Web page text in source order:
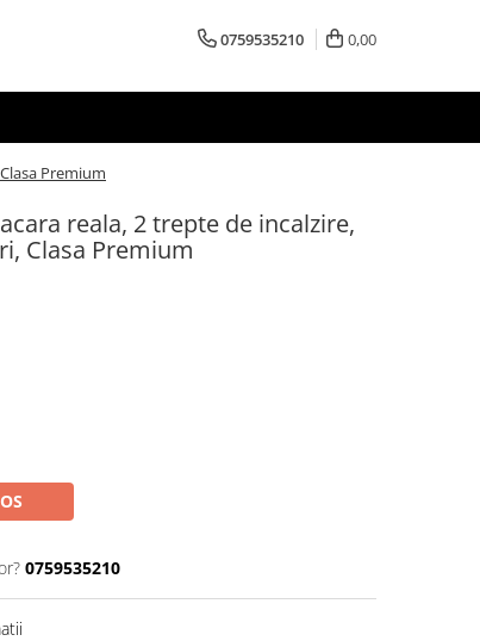
0759535210 0,00
Premium
reala, 2 trepte de incalzire,
Clasa Premium
0759535210